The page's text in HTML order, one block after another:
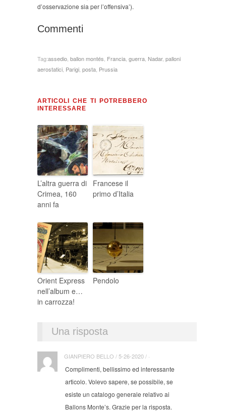
d’osservazione sia per l’offensiva’).
Commenti
Tag:assedio ballon montés Francia guerra Nadar, palloni
aerostatici Parigi posta Prussia
ARTICOLI CHE TI POTREBBERO
INTERESSARE
L’altra guerra di
Crimea, 160
anni fa
Francese il
primo d’Italia
Orient Express
nell’album e…
in carrozza!
Pendolo
Una risposta
GIANPIERO BELLO / 5-26-2020 / ·
Complimenti, bellissimo ed interessante
articolo. Volevo sapere, se possibile, se
esiste un catalogo generale relativo ai
Ballons Monte’s. Grazie per la risposta.